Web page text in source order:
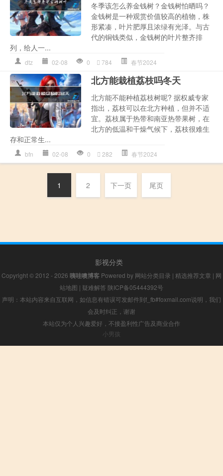
冬季该怎么养金钱树？金钱树怕晒吗？
金钱树是一种观赏价值较高的植物，株
形紧凑，叶片肥厚且浓绿有光泽。与古
代的铜钱类似，金钱树的叶片整齐排
列，给人一...
dtz 02-08 0 784 春节2024
北方能栽植荔枝吗冬天
北方能不能种植荔枝树呢? 据权威专家
指出，荔枝可以在北方种植，但并不适
宜。荔枝属于热带和南亚热带果树，在
北方的低温和干燥气候下，荔枝很难生
存和正常生...
bfn 02-08 0 282 春节2024
1 2 下一页 尾页
影视分类
Copyright © 2012 - 2026 咦哇噢博客 Powered by 网站分类目录 | 精选推荐文章 | 网
站地图 | 疑难解答 陕ICP备05444392号
声明：本站内容来自互联网，如信息有错误可发邮件到f_fb#foxmail.com说明，我们
会及时纠正，谢谢
本站仅为个人兴趣爱好，不接盈利性广告及商业合作
小男孩